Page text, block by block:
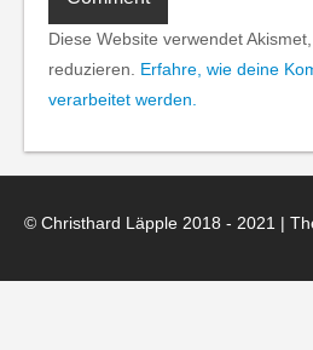
Diese Website verwendet
reduzieren. Erfahre, wie deine
verarbeitet werden.
© Christhard Läpple 2018 - 2021 |